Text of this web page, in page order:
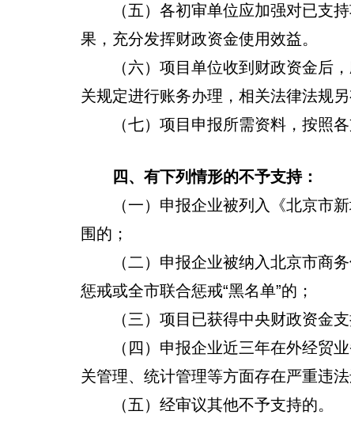
（五）各初审单位应加强对已支持
果，充分发挥财政资金使用效益。
（六）项目单位收到财政资金后，
关规定进行账务办理，相关法律法规另
（七）项目申报所需资料，按照各
四、有下列情形的不予支持：
（一）申报企业被列入《北京市新
围的；
（二）申报企业被纳入北京市商务
惩戒或全市联合惩戒“黑名单”的；
（三）项目已获得中央财政资金支
（四）申报企业近三年在外经贸业
关管理、统计管理等方面存在严重违
（五）经审议其他不予支持的。